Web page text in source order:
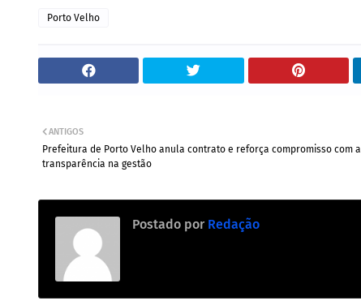
Porto Velho
ANTIGOS
Prefeitura de Porto Velho anula contrato e reforça compromisso com a
transparência na gestão
Postado por Redação